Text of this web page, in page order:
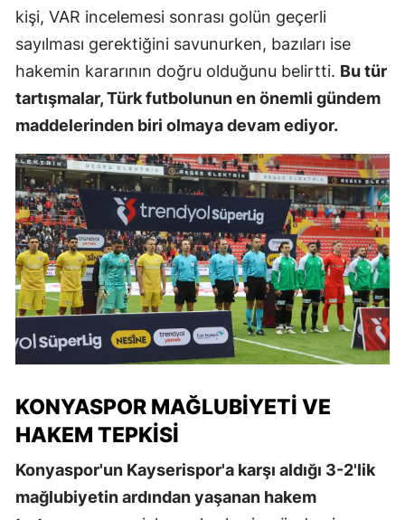
kişi, VAR incelemesi sonrası golün geçerli
sayılması gerektiğini savunurken, bazıları ise
hakemin kararının doğru olduğunu belirtti. Bu tür
tartışmalar, Türk futbolunun en önemli gündem
maddelerinden biri olmaya devam ediyor.
KONYASPOR MAĞLUBIYETI VE
HAKEM TEPKISI
Konyaspor'un Kayserispor'a karşı aldığı 3-2'lik
mağlubiyetin ardından yaşanan hakem